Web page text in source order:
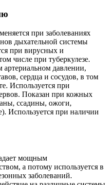
при заболеваниях
дыхательной системы
при вирусных и
числе при туберкулезе.
давлении,
сердца и сосудов, в том
Используется при
Показан при кожных
ссадины, ожоги,
Используется при наличии
мощным
а потому используется в
заболеваний.